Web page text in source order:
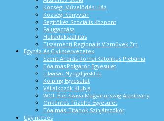
Községi Művelődési Ház
Községi Könyvtár
Segítőkéz Szociális Központ
Falugazdász
Hulladékszállítás
Tiszamenti Regionális Vízművek Zrt.
Egyház és Civilszervezetek
Szent András Római Katolikus Plébánia
Tóalmás Polgárőr Egyesület
Lilaakác Nyugdíjasklub
Kolping Egyesület
Vállalkozók Klubja
WOL Élet Szava Magyarország Alapítvány
Önkéntes Tűzoltó Egyesület
Tóalmási Titánok Színjátszókör
Ügyintézés